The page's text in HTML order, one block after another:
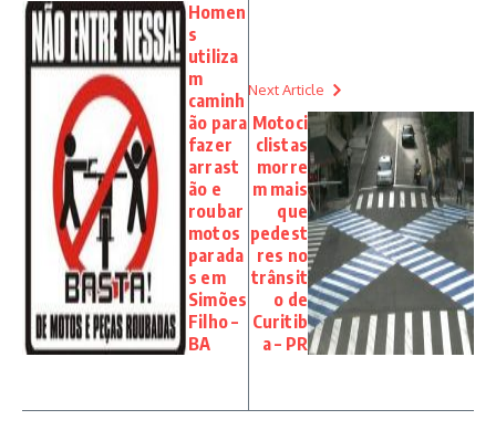
Homen
s
utiliza
m
caminh
ão para
fazer
arrast
ão e
roubar
motos
parada
s em
Simões
Filho –
BA
Next Article
Motoci
clistas
morre
m mais
que
pedest
res no
trânsit
o de
Curitib
a – PR